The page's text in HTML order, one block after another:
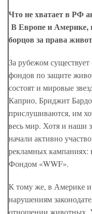
Что не хватает в РФ
В Европе и Америке,
борцов за права
За рубежом
фондов по защите
состоят и мировые
Каприо, Бриджит
прислушиваются, им
весь мир. Хотя и наши
начали активно
рекламных кампаниях:
Фондом «WWF».
К тому же, в Америке и
нарушениям
отношении животных.